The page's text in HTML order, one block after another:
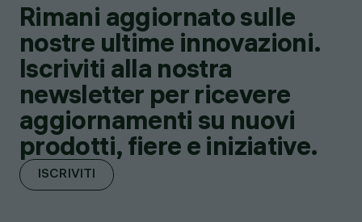
Rimani aggiornato sulle
nostre ultime innovazioni.
Iscriviti alla nostra
newsletter per ricevere
aggiornamenti su nuovi
prodotti, fiere e iniziative.
ISCRIVITI